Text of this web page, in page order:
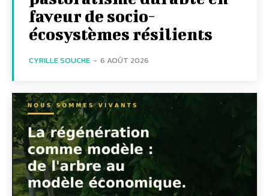
faveur de socio-
écosystèmes résilients
CYRILLE SOUCHE - 6 AOÛT 2026